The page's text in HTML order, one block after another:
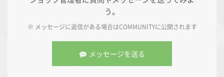
う。
※ メッセージに返信がある場合はCOMMUNITYに公開されます
メッセージを送る